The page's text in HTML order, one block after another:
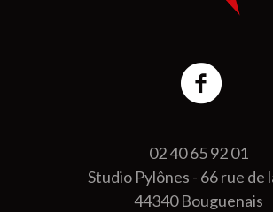
02 40 65 92 01
Studio Pylônes - 66 rue de
44340 Bouguenais